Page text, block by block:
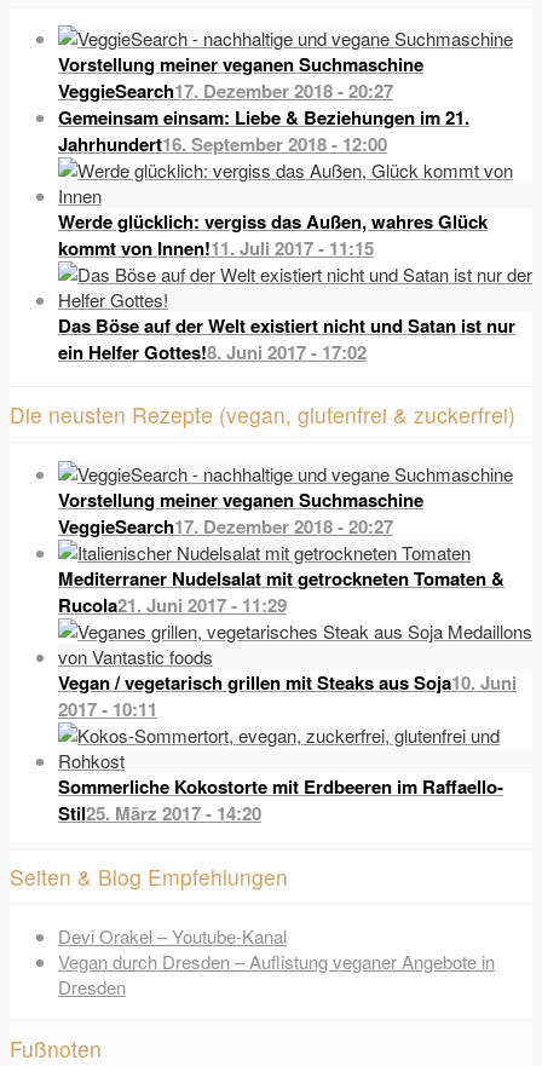
Vorstellung meiner veganen Suchmaschine
VeggieSearch17. Dezember 2018 - 20:27
Gemeinsam einsam: Liebe & Beziehungen im 21.
Jahrhundert16. September 2018 - 12:00
Werde glücklich: vergiss das Außen, wahres Glück
kommt von Innen!11. Juli 2017 - 11:15
Das Böse auf der Welt existiert nicht und Satan ist nur
ein Helfer Gottes!8. Juni 2017 - 17:02
Die neusten Rezepte (vegan, glutenfrei & zuckerfrei)
Vorstellung meiner veganen Suchmaschine
VeggieSearch17. Dezember 2018 - 20:27
Mediterraner Nudelsalat mit getrockneten Tomaten &
Rucola21. Juni 2017 - 11:29
Vegan / vegetarisch grillen mit Steaks aus Soja10. Juni
2017 - 10:11
Sommerliche Kokostorte mit Erdbeeren im Raffaello-
Stil25. März 2017 - 14:20
Seiten & Blog Empfehlungen
Devi Orakel – Youtube-Kanal
Vegan durch Dresden – Auflistung veganer Angebote in
Dresden
Fußnoten